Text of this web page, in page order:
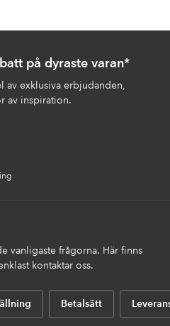
på dyraste varan*
av exklusiva erbjudanden,
av inspiration.
vanligaste frågorna. Här finns
kontaktar oss.
Betalsätt